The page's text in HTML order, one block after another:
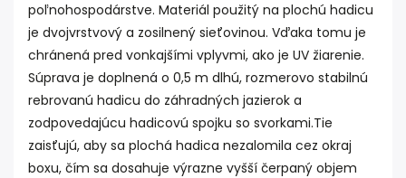
poľnohospodárstve. Materiál použitý na plochú hadicu
je dvojvrstvový a zosilnený sieťovinou. Vďaka tomu je
chránená pred vonkajšími vplyvmi, ako je UV žiarenie.
Súprava je doplnená o 0,5 m dlhú, rozmerovo stabilnú
rebrovanú hadicu do záhradných jazierok a
zodpovedajúcu hadicovú spojku so svorkami.Tie
zaisťujú, aby sa plochá hadica nezalomila cez okraj
boxu, čím sa dosahuje výrazne vyšší čerpaný objem